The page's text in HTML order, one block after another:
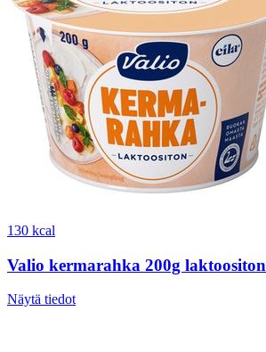
130 kcal
Valio kermarahka 200g laktoositon
Näytä tiedot